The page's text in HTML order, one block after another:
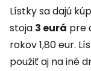
Lístky sa dajú
stoja 3 eurá pre
rokov 1,80 eur.
použiť aj na iné